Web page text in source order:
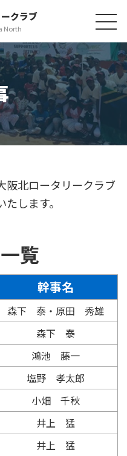
クラブ
North
阪北ロータリークラブ
します。
覧
幹事名
森下 泰・原田 秀雄
森下 泰
鴻池 藤一
塩野 孝太郎
小畑 千秋
井上 猛
井上 猛